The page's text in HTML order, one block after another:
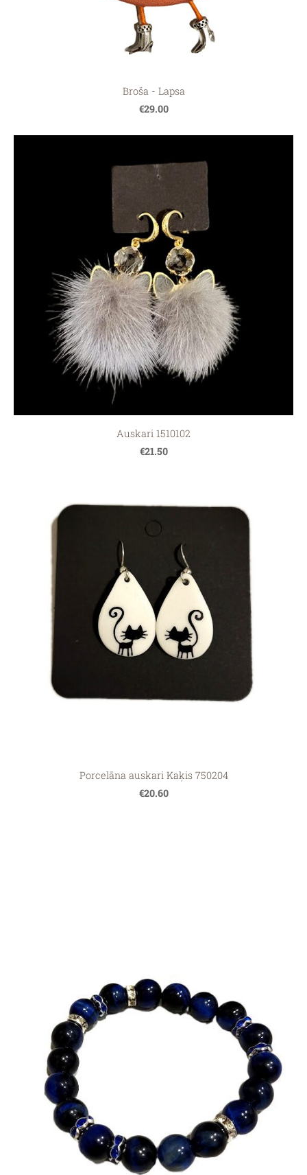
Broša - Lapsa
€29.00
Auskari 1510102
€21.50
Porcelāna auskari Kaķis 750204
€20.60